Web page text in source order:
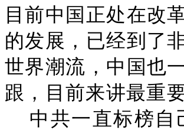
目前中国正处在改
的发展，已经到了
世界潮流，中国也
跟，目前来讲最重
中共一直标榜自